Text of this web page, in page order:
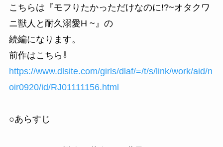
こちらは『モフりたかっただけなのに!?~オタクワ
ニ獣人と耐久溺愛H ~』の
続編になります。
前作はこちら⇩
https://www.dlsite.com/girls/dlaf/=/t/s/link/work/aid/n
oir0920/id/RJ01111156.html
○あらすじ